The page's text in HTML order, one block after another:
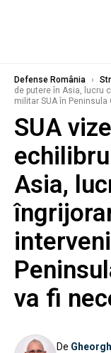
Defense România ›
de putere în Asia, lucru
militar SUA în
SUA
Asia,
va fi
De